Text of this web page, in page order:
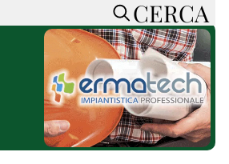
CERCA
ACCEDI o REGISTRATI
CONTATTI
CON NOI
SOSTIENI LA PRESSA
CERCA